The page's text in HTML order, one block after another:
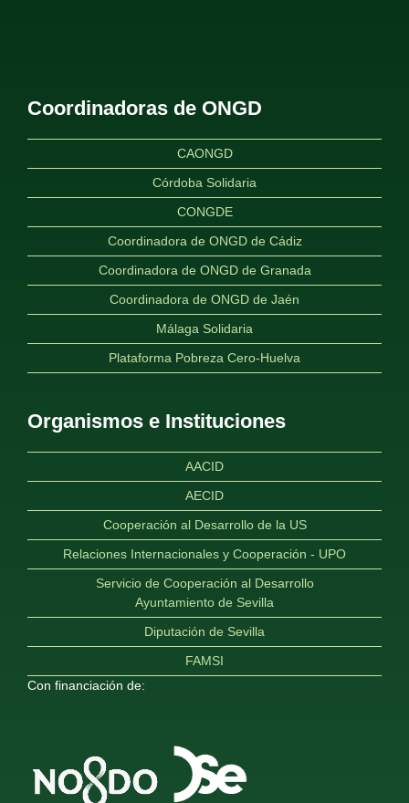
Coordinadoras de ONGD
CAONGD
Córdoba Solidaria
CONGDE
Coordinadora de ONGD de Cádiz
Coordinadora de ONGD de Granada
Coordinadora de ONGD de Jaén
Málaga Solidaria
Plataforma Pobreza Cero-Huelva
Organismos e Instituciones
AACID
AECID
Cooperación al Desarrollo de la US
Relaciones Internacionales y Cooperación - UPO
Servicio de Cooperación al Desarrollo
Ayuntamiento de Sevilla
Diputación de Sevilla
FAMSI
Con financiación de: